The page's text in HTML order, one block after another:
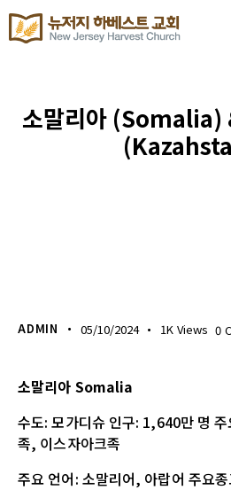
소말리아 (Somalia)
ADMIN 05/10/2024 1K Views 0
소말리아 Somalia
수도: 모가디슈 인구: 1,640만 명
족, 이스자아크족
주요 언어: 소말리어, 아랍어 주요